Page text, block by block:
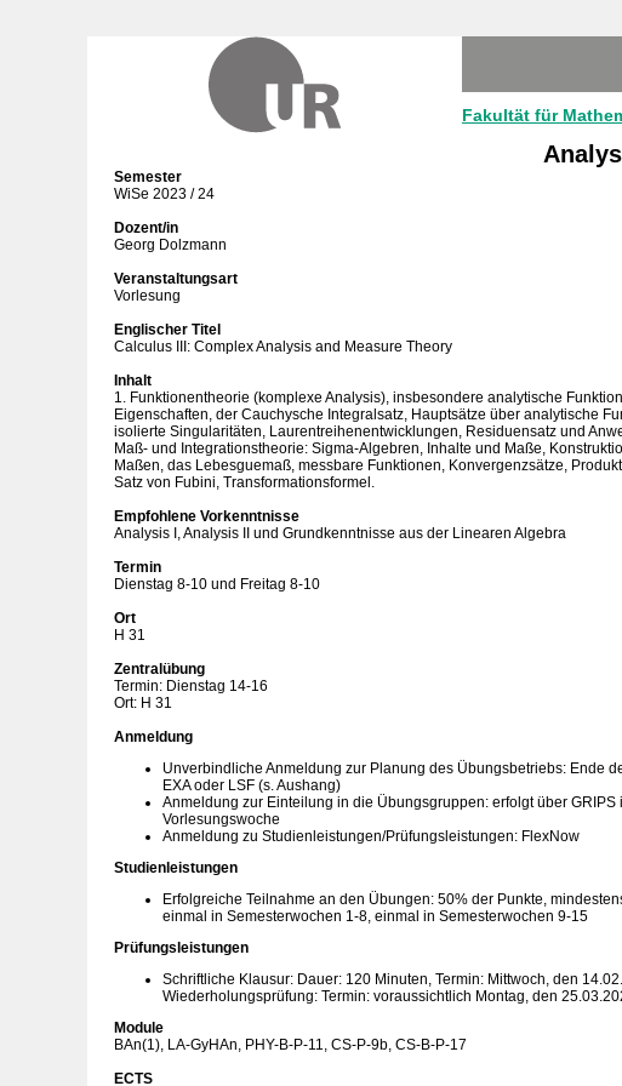
Fakultät für
Semester
WiSe 2023 / 24
Dozent/in
Georg Dolzmann
Veranstaltungsart
Vorlesung
Englischer Titel
Calculus III: Complex Analysis and Measure Theory
Inhalt
1. Funktionentheorie (komplexe Analysis), insbesondere analytische
Eigenschaften, der Cauchysche Integralsatz, Hauptsätze über analytische
isolierte Singularitäten, Laurentreihenentwicklungen, Residuensatz und
Maß- und Integrationstheorie: Sigma-Algebren, Inhalte und Maße,
Maßen, das Lebesguemaß, messbare Funktionen, Konvergenzsätze,
Satz von Fubini, Transformationsformel.
Empfohlene Vorkenntnisse
Analysis I, Analysis II und Grundkenntnisse aus der Linearen Algebra
Termin
Dienstag 8-10 und Freitag 8-10
Ort
H 31
Zentralübung
Termin: Dienstag 14-16
Ort: H 31
Anmeldung
Unverbindliche Anmeldung zur Planung des Übungsbetriebs: Ende
EXA oder LSF (s. Aushang)
Anmeldung zur Einteilung in die Übungsgruppen: erfolgt über GRIPS
Vorlesungswoche
Anmeldung zu Studienleistungen/Prüfungsleistungen: FlexNow
Studienleistungen
Erfolgreiche Teilnahme an den Übungen: 50% der Punkte,
einmal in Semesterwochen 1-8, einmal in Semesterwochen 9-15
Prüfungsleistungen
Schriftliche Klausur: Dauer: 120 Minuten, Termin: Mittwoch, den
Wiederholungsprüfung: Termin: voraussichtlich Montag, den
Module
BAn(1), LA-GyHAn, PHY-B-P-11, CS-P-9b, CS-B-P-17
ECTS